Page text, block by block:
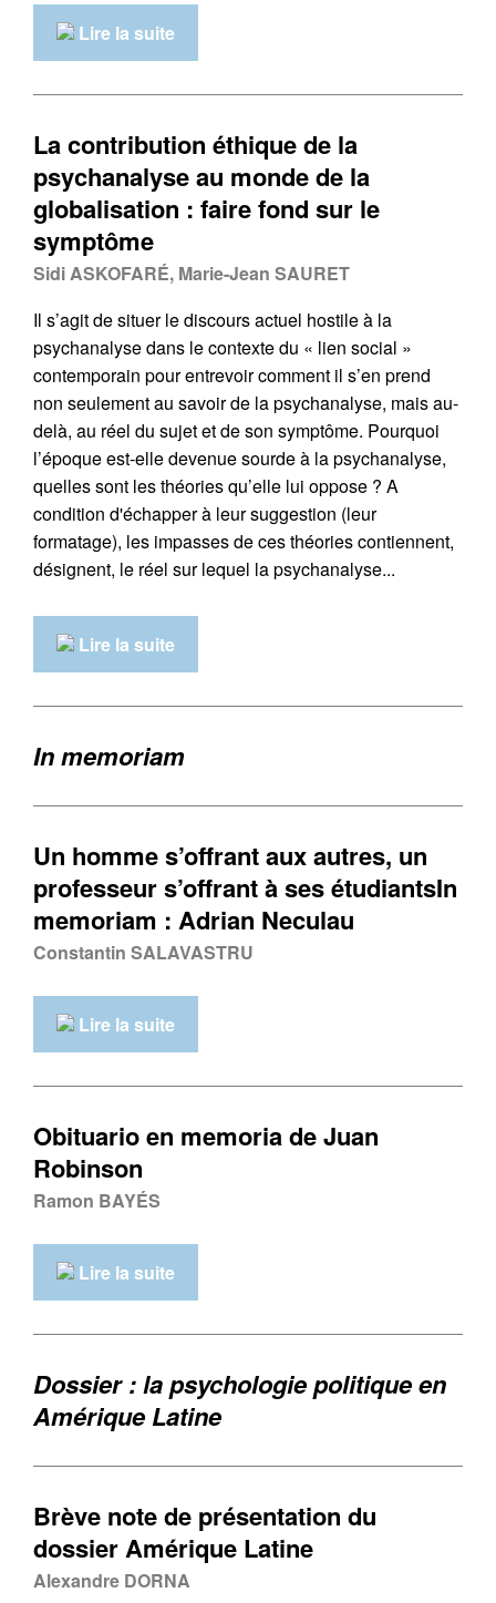
Lire la suite
La contribution éthique de la
psychanalyse au monde de la
globalisation : faire fond sur le
symptôme
Sidi ASKOFARÉ, Marie-Jean SAURET
Il s’agit de situer le discours actuel hostile à la
psychanalyse dans le contexte du « lien social »
contemporain pour entrevoir comment il s’en prend
non seulement au savoir de la psychanalyse, mais au-
delà, au réel du sujet et de son symptôme. Pourquoi
l’époque est-elle devenue sourde à la psychanalyse,
quelles sont les théories qu’elle lui oppose ? A
condition d'échapper à leur suggestion (leur
formatage), les impasses de ces théories contiennent,
désignent, le réel sur lequel la psychanalyse...
Lire la suite
In memoriam
Un homme s’offrant aux autres, un
professeur s’offrant à ses étudiantsIn
memoriam : Adrian Neculau
Constantin SALAVASTRU
Lire la suite
Obituario en memoria de Juan
Robinson
Ramon BAYÉS
Lire la suite
Dossier : la psychologie politique en
Amérique Latine
Brève note de présentation du
dossier Amérique Latine
Alexandre DORNA